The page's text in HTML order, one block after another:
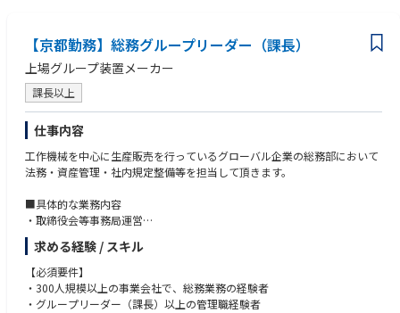
【京都勤務】総務グループリーダー（課長）
上場グループ装置メーカー
課長以上
仕事内容
工作機械を中心に生産販売を行っているグローバル企業の総務部において
法務・資産管理・社内規定整備等を担当して頂きます。
■具体的な業務内容
・取締役会等事務局運営
・稟議書管理
・文書・規則管理
・法務・コンプライアンス
・社有車契約管理
・施設・不動産管理（食堂・社宅管理等）
求める経験 / スキル
【必須要件】
・300人規模以上の事業会社で、総務業務の経験者
・グループリーダー（課長）以上の管理職経験者